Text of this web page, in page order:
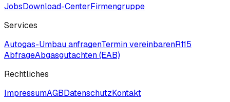
JobsDownload-CenterFirmengruppe
Services
Autogas-Umbau anfragenTermin vereinbarenR115
AbfrageAbgasgutachten (EAB)
Rechtliches
ImpressumAGBDatenschutzKontakt